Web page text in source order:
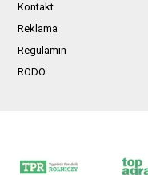
Kontakt
Reklama
Regulamin
RODO